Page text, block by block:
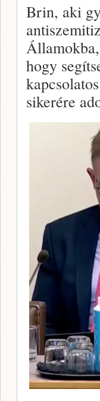
Brin, aki
hogy
sikerére